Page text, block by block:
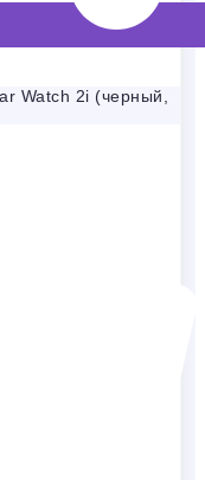
Watch 2i (черный,